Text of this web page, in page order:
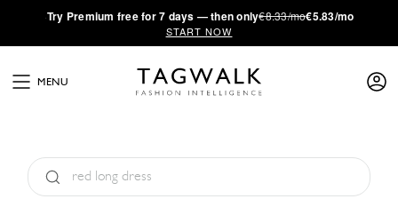
·Try Premium free for 7 days — then only€8.33/mo€5.83/mo
START NOW
MENU